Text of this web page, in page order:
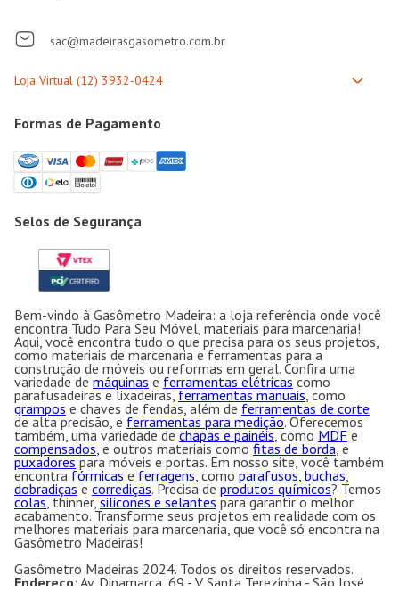
sac@madeirasgasometro.com.br
Formas de Pagamento
Selos de Segurança
Bem-vindo à Gasômetro Madeira: a loja referência onde você
encontra Tudo Para Seu Móvel, materiais para marcenaria!
Aqui, você encontra tudo o que precisa para os seus projetos,
como materiais de marcenaria e ferramentas para a
construção de móveis ou reformas em geral. Confira uma
variedade de máquinas e ferramentas elétricas como
parafusadeiras e lixadeiras, ferramentas manuais, como
grampos e chaves de fendas, além de ferramentas de corte
de alta precisão, e ferramentas para medição. Oferecemos
também, uma variedade de chapas e painéis, como MDF e
compensados, e outros materiais como fitas de borda, e
puxadores para móveis e portas. Em nosso site, você também
encontra fórmicas e ferragens, como parafusos, buchas,
dobradiças e corrediças. Precisa de produtos químicos? Temos
colas, thinner, silicones e selantes para garantir o melhor
acabamento. Transforme seus projetos em realidade com os
melhores materiais para marcenaria, que você só encontra na
Gasômetro Madeiras!
Gasômetro Madeiras 2024. Todos os direitos reservados.
Endereço: Av. Dinamarca, 69 - V. Santa Terezinha - São José